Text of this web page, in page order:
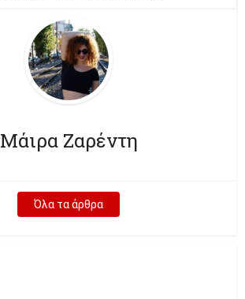
Μάιρα Ζαρέντη
Όλα τα άρθρα